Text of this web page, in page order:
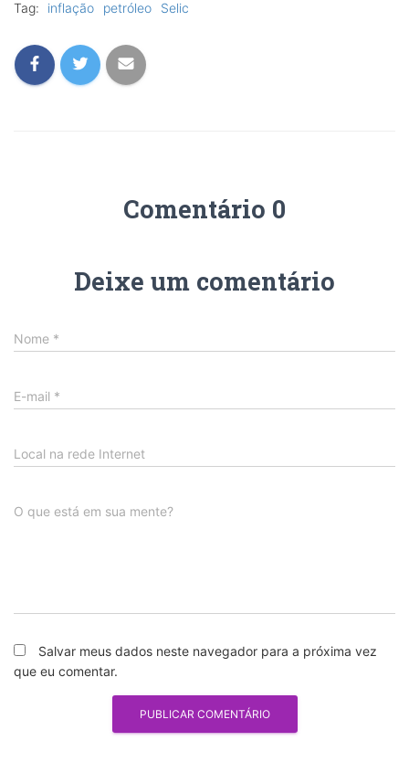
Tag: inflação petróleo Selic
Comentário 0
Deixe um comentário
Nome *
E-mail *
Local na rede Internet
O que está em sua mente?
Salvar meus dados neste navegador para a próxima vez
que eu comentar.